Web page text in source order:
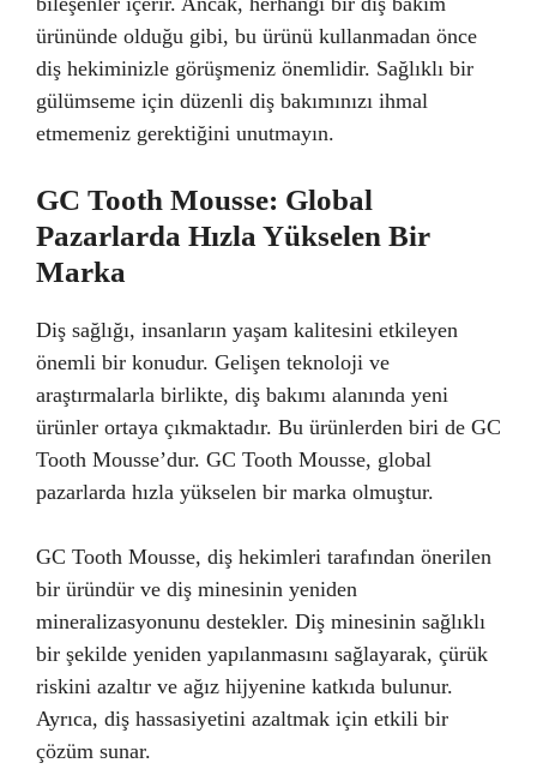
ürününde olduğu gibi, bu ürünü kullanmadan önce
diş hekiminizle görüşmeniz önemlidir. Sağlıklı bir
gülümseme için düzenli diş bakımınızı ihmal
etmemeniz gerektiğini unutmayın.
GC Tooth Mousse: Global
Pazarlarda Hızla Yükselen Bir
Marka
Diş sağlığı, insanların yaşam kalitesini etkileyen
önemli bir konudur. Gelişen teknoloji ve
araştırmalarla birlikte, diş bakımı alanında yeni
ürünler ortaya çıkmaktadır. Bu ürünlerden biri de GC
Tooth Mousse’dur. GC Tooth Mousse, global
pazarlarda hızla yükselen bir marka olmuştur.
GC Tooth Mousse, diş hekimleri tarafından önerilen
bir üründür ve diş minesinin yeniden
mineralizasyonunu destekler. Diş minesinin sağlıklı
bir şekilde yeniden yapılanmasını sağlayarak, çürük
riskini azaltır ve ağız hijyenine katkıda bulunur.
Ayrıca, diş hassasiyetini azaltmak için etkili bir
çözüm sunar.